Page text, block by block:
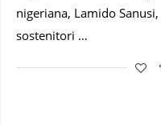
nigeriana, Lamido
sostenitori …